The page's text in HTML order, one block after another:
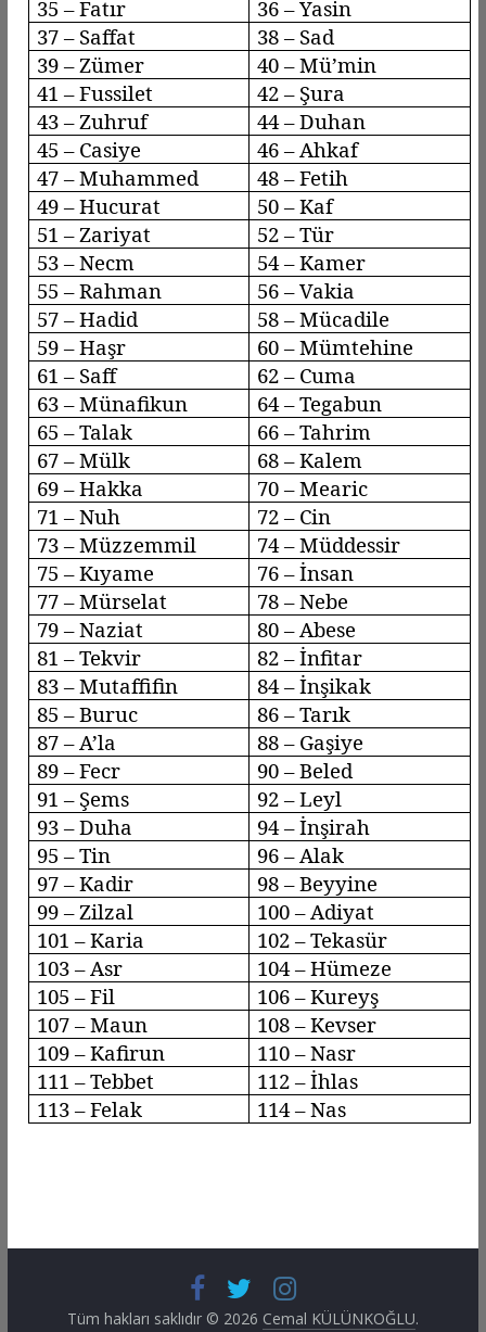
35 –Fatır
36 – Yasin
37 – Saffat
38 – Sad
39 – Zümer 40 –Mü’min
41 –Fussilet
42 – Şura
43 – Zuhruf 44 –Duhan
45 – Casiye 46 – Ahkaf
47 – Muhammed
48 – Fetih
49 –Hucurat
50 – Kaf
51 – Zariyat
52 – Tür
53 –Necm
54 – Kamer
55 – Rahman
56 –Vakia
57 –Hadid 58 –Mücadile
59 –Haşr 60 –Mümtehine
61 – Saff
62 – Cuma
63 –Münafikun 64 –Tegabun
65 – Talak
66 –Tahrim
67 – Mülk
68 – Kalem
69 – Hakka
70 –Mearic
71 – Nuh
72 – Cin
73 –Müzzemmil 74 –Müddessir
75 –Kıyame
76 – İnsan
77 –Mürselat 78 –Nebe
79 –Naziat
80 – Abese
81 –Tekvir 82 –İnfitar
83 –Mutaffifin 84 –İnşikak
85 –Buruc
86 – Tarık
87 – A’la 88 – Gaşiye
89 –Fecr 90 –Beled
91 – Şems
92 –Leyl
93 –Duha
94 – İnşirah
95 – Tin
96 – Alak
97 – Kadir
98 –Beyyine
99 – Zilzal 100 – Adiyat
101 – Karia
102 –Tekasür
103 – Asr 104 –Hümeze
105 – Fil
106 –Kureyş
107 – Maun
108 – Kevser
109 –Kafirun 110 –Nasr
111 –Tebbet
112 – İhlas
113 –Felak 114 – Nas
Tüm hakları saklıdır © 2026 Cemal KÜLÜNKOĞLU.